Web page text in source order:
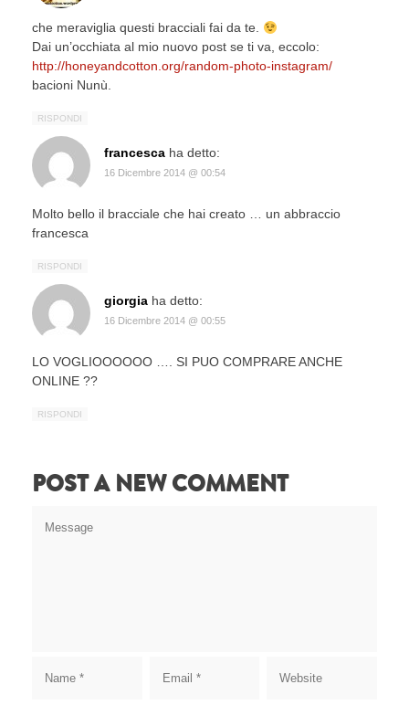
che meraviglia questi bracciali fai da te.
Dai un’occhiata al mio nuovo post se ti va, eccolo:
http://honeyandcotton.org/random-photo-instagram/
bacioni Nunù.
RISPONDI
francesca ha detto:
16 Dicembre 2014 @ 00:54
Molto bello il bracciale che hai creato … un abbraccio
francesca
RISPONDI
giorgia ha detto:
16 Dicembre 2014 @ 00:55
LO VOGLIOOOOOO …. SI PUO COMPRARE ANCHE
ONLINE ??
RISPONDI
POST A NEW COMMENT